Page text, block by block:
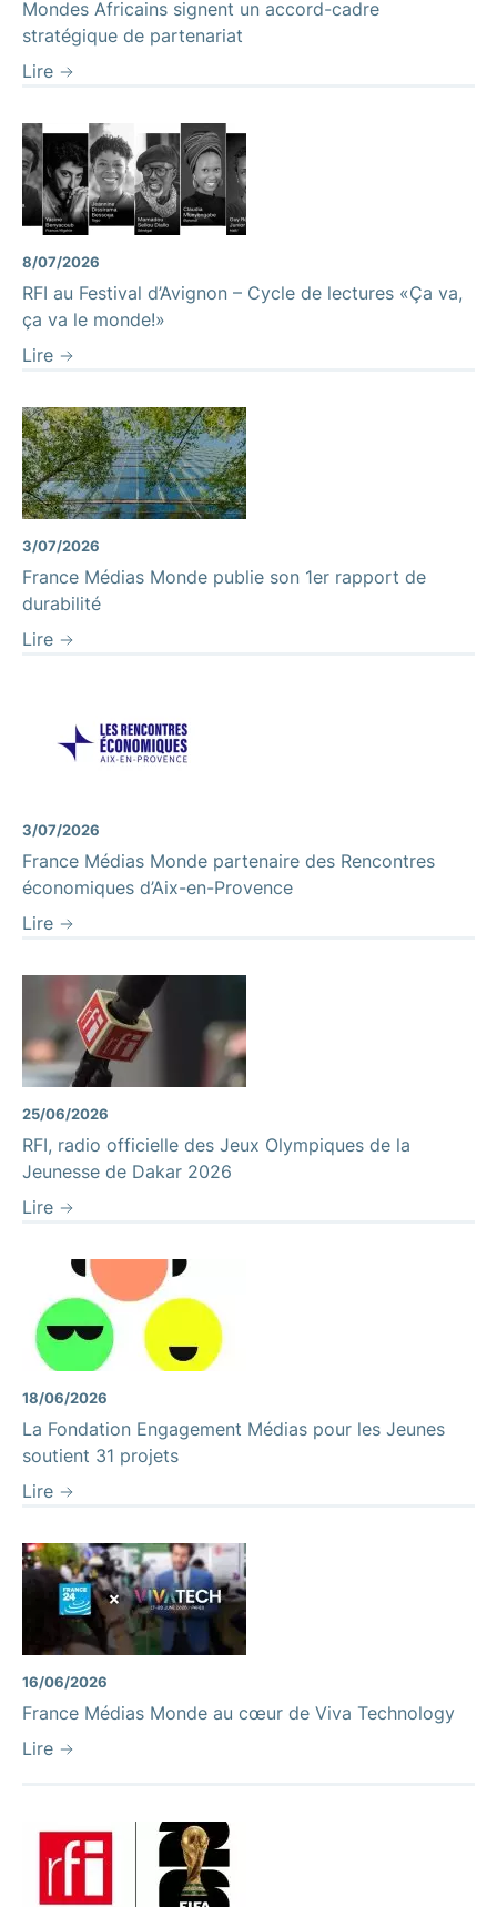
Mondes Africains signent un accord-cadre
stratégique de partenariat
Lire
8/07/2026
RFI au Festival d’Avignon – Cycle de lectures «Ça va,
ça va le monde!»
Lire
3/07/2026
France Médias Monde publie son 1er rapport de
durabilité
Lire
3/07/2026
France Médias Monde partenaire des Rencontres
économiques d’Aix-en-Provence
Lire
25/06/2026
RFI, radio officielle des Jeux Olympiques de la
Jeunesse de Dakar 2026
Lire
18/06/2026
La Fondation Engagement Médias pour les Jeunes
soutient 31 projets
Lire
16/06/2026
France Médias Monde au cœur de Viva Technology
Lire